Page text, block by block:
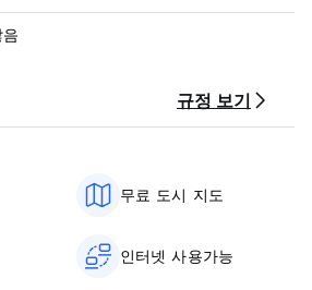
규정 보기
무료 도시 지도
인터넷 사용가능